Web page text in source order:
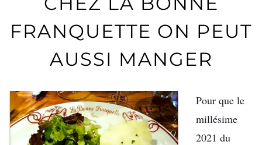
FRANQUETTE ON PEUT
AUSSI MANGER
Pour que le
millésime
2021 du